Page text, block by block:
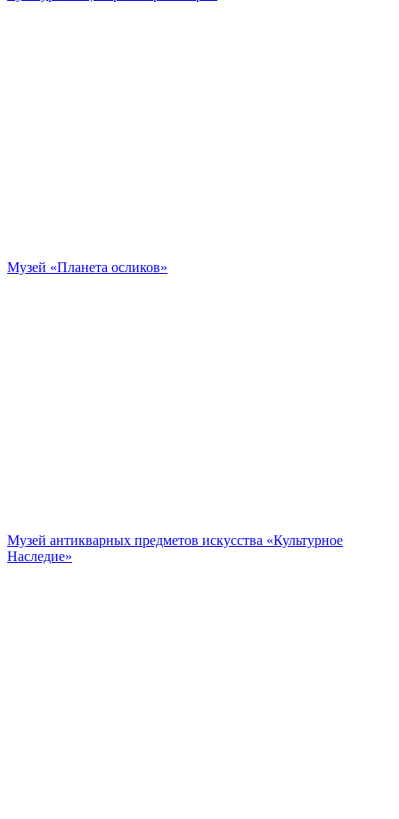
Музей «Планета осликов»
Музей антикварных предметов искусства «Культурное
Наследие»